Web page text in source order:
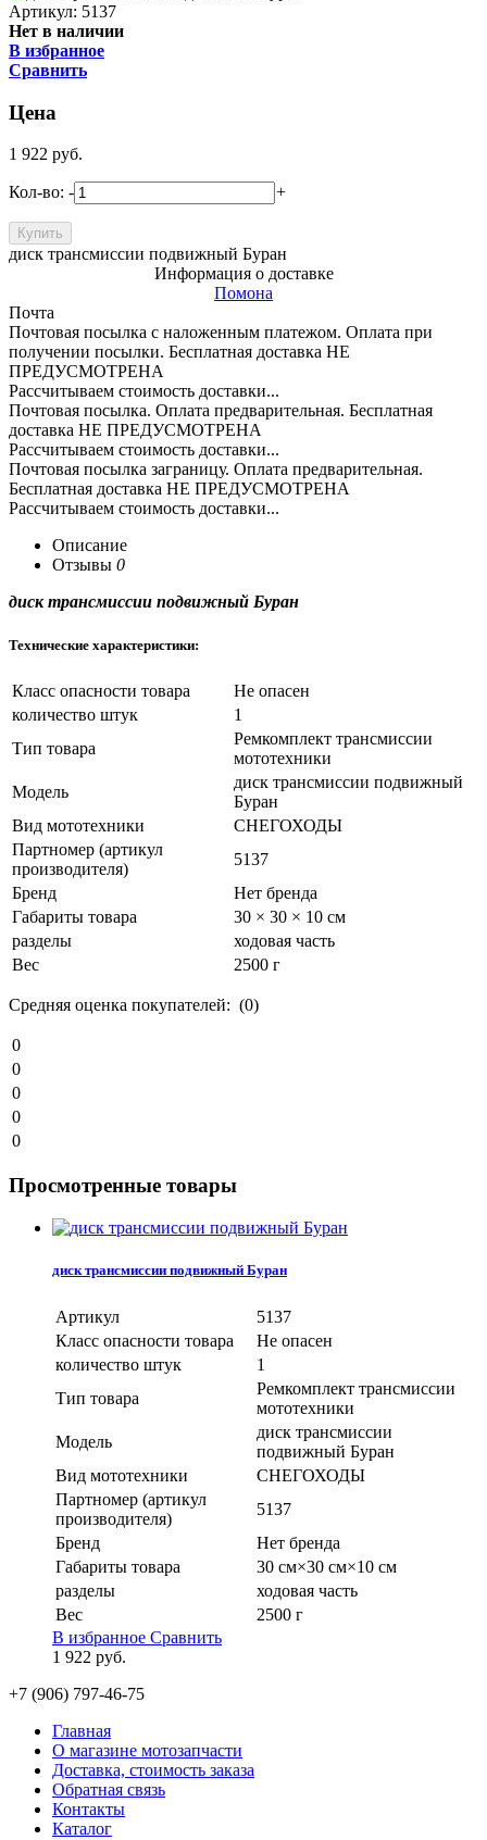
Артикул: 5137
Нет в наличии
В избранное
Сравнить
Цена
1 922 руб.
Кол-во: - +
диск трансмиссии подвижный Буран
Информация о доставке
Помона
Почта
Почтовая посылка с наложенным платежом. Оплата при
получении посылки. Бесплатная доставка НЕ
ПРЕДУСМОТРЕНА
Рассчитываем стоимость доставки...
Почтовая посылка. Оплата предварительная. Бесплатная
доставка НЕ ПРЕДУСМОТРЕНА
Рассчитываем стоимость доставки...
Почтовая посылка заграницу. Оплата предварительная.
Бесплатная доставка НЕ ПРЕДУСМОТРЕНА
Рассчитываем стоимость доставки...
Описание
Отзывы 0
диск трансмиссии подвижный Буран
Технические характеристики:
Класс опасности товара
Не опасен
количество штук
1
Тип товара
Ремкомплект трансмиссии
мототехники
Модель
диск трансмиссии подвижный
Буран
Вид мототехники
СНЕГОХОДЫ
Партномер (артикул
производителя)
5137
Бренд
Нет бренда
Габариты товара
30 × 30 × 10 см
разделы
ходовая часть
Вес
2500 г
Средняя оценка покупателей: (0)
0
0
0
0
0
Просмотренные товары
диск трансмиссии подвижный Буран
Артикул
5137
Класс опасности товара
Не опасен
количество штук
1
Тип товара
Ремкомплект трансмиссии
мототехники
Модель
диск трансмиссии
подвижный Буран
Вид мототехники
СНЕГОХОДЫ
Партномер (артикул
производителя)
5137
Бренд
Нет бренда
Габариты товара
30 см×30 см×10 см
разделы
ходовая часть
Вес
2500 г
В избранное Сравнить
1 922 руб.
+7 (906) 797-46-75
Главная
О магазине мотозапчасти
Доставка, стоимость заказа
Обратная связь
Контакты
Каталог